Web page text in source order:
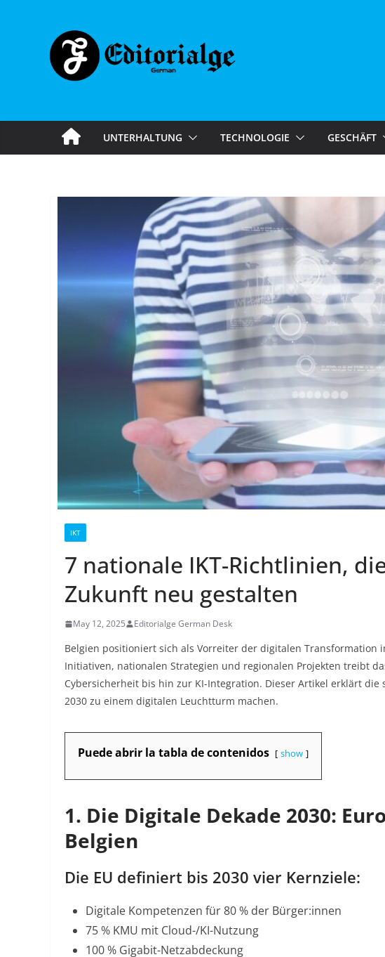
UNTERHALTUNG TECHNOLOGIE GESCHÄFT
IKT
7 nationale IKT-Richtlinien,
Zukunft neu gestalten
May 12, 2025 Editorialge German Desk
Belgien positioniert sich als Vorreiter der digitalen Transformation
Initiativen, nationalen Strategien und regionalen Projekten treibt
Cybersicherheit bis hin zur KI-Integration. Dieser Artikel erklärt
2030 zu einem digitalen Leuchtturm machen.
Puede abrir la tabla de contenidos show
1. Die Digitale Dekade 2030:
Belgien
Die EU definiert bis 2030 vier Kernziele:
Digitale Kompetenzen für 80 % der Bürger:innen
75 % KMU mit Cloud-/KI-Nutzung
100 % Gigabit-Netzabdeckung